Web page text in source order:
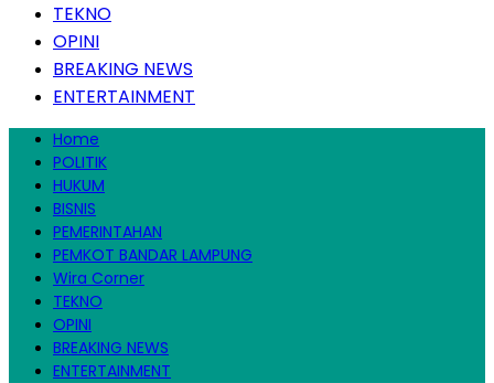
TEKNO
OPINI
BREAKING NEWS
ENTERTAINMENT
Home
POLITIK
HUKUM
BISNIS
PEMERINTAHAN
PEMKOT BANDAR LAMPUNG
Wira Corner
TEKNO
OPINI
BREAKING NEWS
ENTERTAINMENT